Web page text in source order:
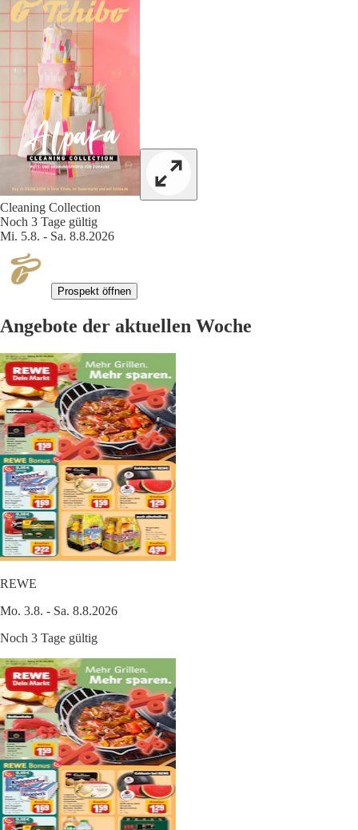
Cleaning Collection
Noch 3 Tage gültig
Mi. 5.8. - Sa. 8.8.2026
Prospekt öffnen
Angebote der aktuellen Woche
REWE
Mo. 3.8. - Sa. 8.8.2026
Noch 3 Tage gültig